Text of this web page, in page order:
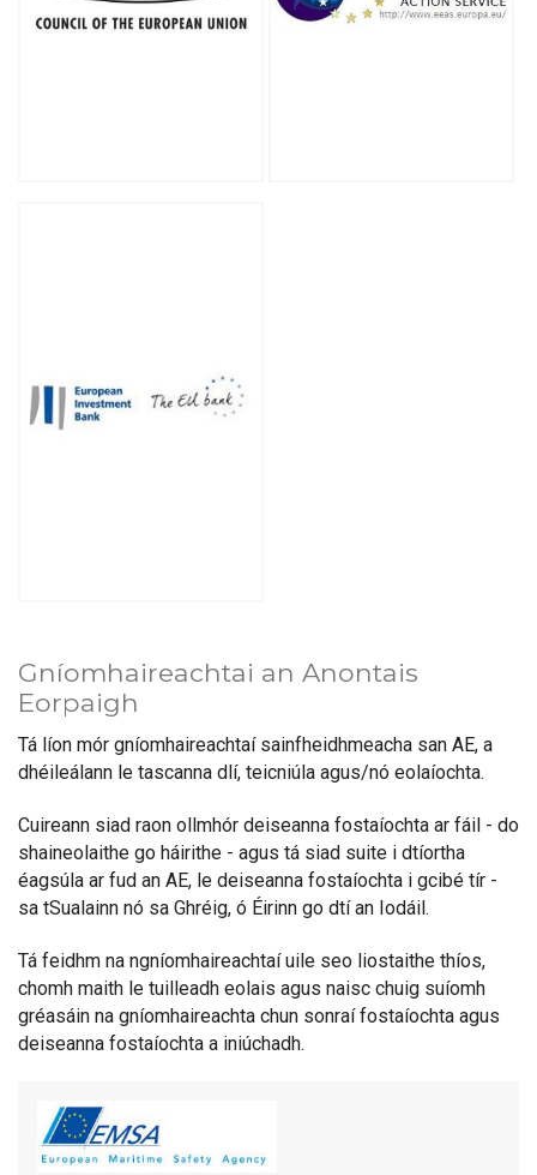
Gníomhaireachtai an Anontais
Eorpaigh
Tá líon mór gníomhaireachtaí sainfheidhmeacha san AE, a
dhéileálann le tascanna dlí, teicniúla agus/nó eolaíochta.
Cuireann siad raon ollmhór deiseanna fostaíochta ar fáil - do
shaineolaithe go háirithe - agus tá siad suite i dtíortha
éagsúla ar fud an AE, le deiseanna fostaíochta i gcibé tír -
sa tSualainn nó sa Ghréig, ó Éirinn go dtí an Iodáil.
Tá feidhm na ngníomhaireachtaí uile seo liostaithe thíos,
chomh maith le tuilleadh eolais agus naisc chuig suíomh
gréasáin na gníomhaireachta chun sonraí fostaíochta agus
deiseanna fostaíochta a iniúchadh.